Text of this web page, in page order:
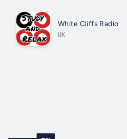
White Cliffs Radio
UK